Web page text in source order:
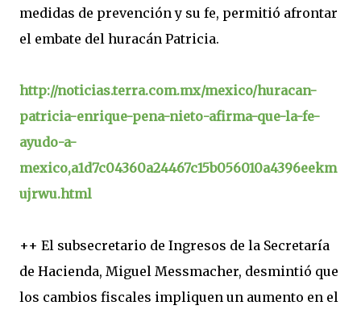
medidas de prevención y su fe, permitió afrontar
el embate del huracán Patricia.
http://noticias.terra.com.mx/mexico/huracan-
patricia-enrique-pena-nieto-afirma-que-la-fe-
ayudo-a-
mexico,a1d7c04360a24467c15b056010a4396eekm
ujrwu.html
++ El subsecretario de Ingresos de la Secretaría
de Hacienda, Miguel Messmacher, desmintió que
los cambios fiscales impliquen un aumento en el